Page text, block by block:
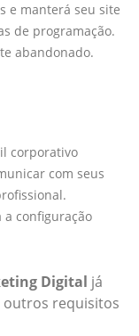
e manterá seu site
de programação.
abandonado.
corporativo
com seus
configuração
Digital já
requisitos